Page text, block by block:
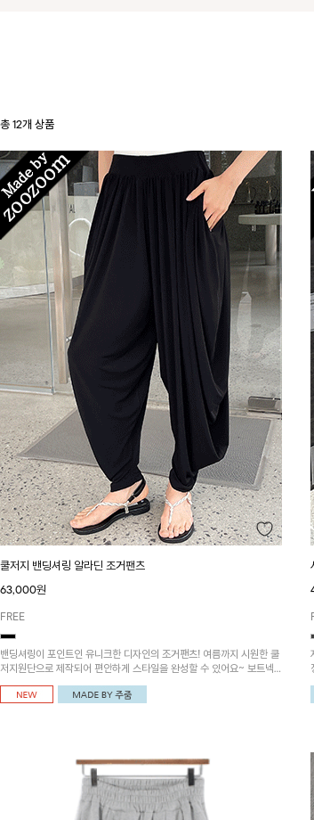
총 12개 상품
쿨저지 밴딩셔링 알라딘 조거팬츠
63,000원
FREE
밴딩셔링이 포인트인 유니크한 디자인의 조거팬츠! 여름까지 시원한 쿨
저지원단으로 제작되어 편안하게 스타일을 완성할 수 있어요~ 보트넥
밴딩셔링 티셔츠와 함께 코디하시면 더욱 멋스러워요!